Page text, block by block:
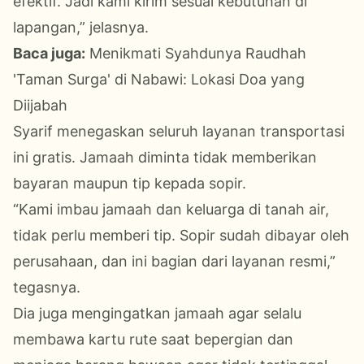
lapangan,” jelasnya.
Baca juga: Menikmati Syahdunya Raudhah
'Taman Surga' di Nabawi: Lokasi Doa yang
Diijabah
Syarif menegaskan seluruh layanan transportasi
ini gratis. Jamaah diminta tidak memberikan
bayaran maupun tip kepada sopir.
“Kami imbau jamaah dan keluarga di tanah air,
tidak perlu memberi tip. Sopir sudah dibayar oleh
perusahaan, dan ini bagian dari layanan resmi,”
tegasnya.
Dia juga mengingatkan jamaah agar selalu
membawa kartu rute saat bepergian dan